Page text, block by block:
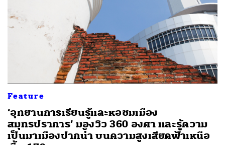
Feature
‘อุทยานการเรียนรู้และหอชมเมือง
สมุทรปราการ’ มองวิว 360 องศา และรู้ความ
เป็นมาเมืองปากน้ำ บนความสูงเสียดฟ้าเหนือ